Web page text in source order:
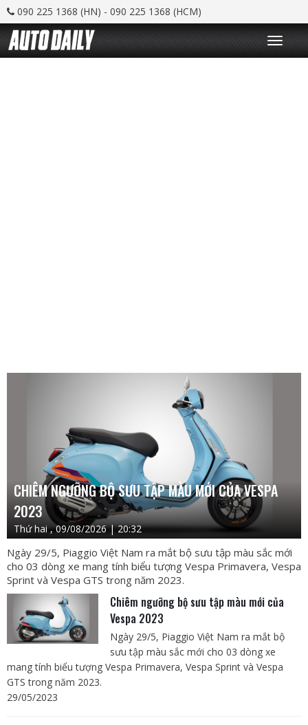
090 225 1368 (HN) - 090 225 1368 (HCM)
T
o
g
CHIÊM NGƯỠNG BỘ SƯU TẬP MÀU MỚI CỦA VESPA
2023
Thứ hai , 09/08/2026 | 20:32
Ngày 29/5, Piaggio Việt Nam ra mắt bộ sưu tập màu sắc mới
cho 03 dòng xe mang tính biểu tượng Vespa Primavera, Vespa
Sprint và Vespa GTS trong năm 2023.
Chiêm ngưỡng bộ sưu tập màu mới của
Vespa 2023
Ngày 29/5, Piaggio Việt Nam ra mắt bộ
sưu tập màu sắc mới cho 03 dòng xe
mang tính biểu tượng Vespa Primavera, Vespa Sprint và Vespa
GTS trong năm 2023.
29/05/2023